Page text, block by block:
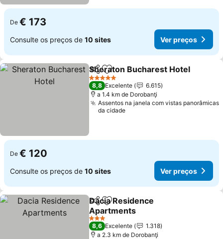
De € 173
Consulte os preços de 10 sites Ver preços
PartilharAdicionar aos favoritos
Sheraton Bucharest Hotel
5 Estrelas
8,8 Excelente
6.615
a 1.4 km de Dorobanţi
Assentos na janela com vistas panorâmicas
da cidade
De € 120
Consulte os preços de 10 sites Ver preços
PartilharAdicionar aos favoritos
Dacia Residence
Apartments
3 Estrelas
8,6 Excelente
1.318
a 2.3 km de Dorobanţi